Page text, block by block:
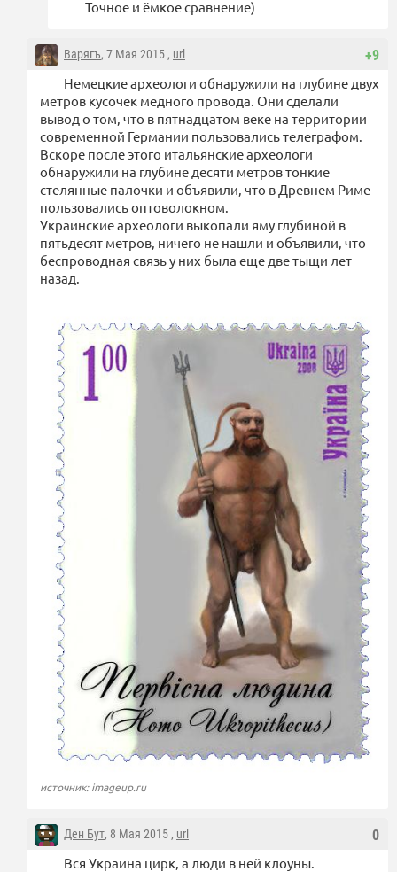
Точное и ёмкое сравнение)
+9
Варягъ, 7 Мая 2015 , url
Немецкие археологи обнаружили на глубине двух
метров кусочек медного провода. Они сделали
вывод о том, что в пятнадцатом веке на территории
современной Германии пользовались телеграфом.
Вскоре после этого итальянские археологи
обнаружили на глубине десяти метров тонкие
стелянные палочки и объявили, что в Древнем Риме
пользовались оптоволокном.
Украинские археологи выкопали яму глубиной в
пятьдесят метров, ничего не нашли и объявили, что
беспроводная связь у них была еще две тыщи лет
назад.
источник: imageup.ru
0
Ден Бут, 8 Мая 2015 , url
Вся Украина цирк, а люди в ней клоуны.